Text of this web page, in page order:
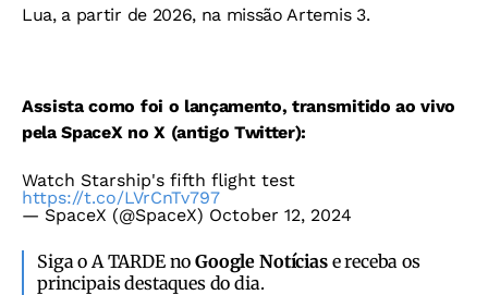
Lua, a partir de 2026, na missão Artemis 3.
Assista como foi o lançamento, transmitido ao vivo
pela SpaceX no X (antigo Twitter):
Watch Starship's fifth flight test
https://t.co/LVrCnTv797
— SpaceX (@SpaceX) October 12, 2024
Siga o A TARDE noGoogle Notíciase receba os
principais destaques do dia.